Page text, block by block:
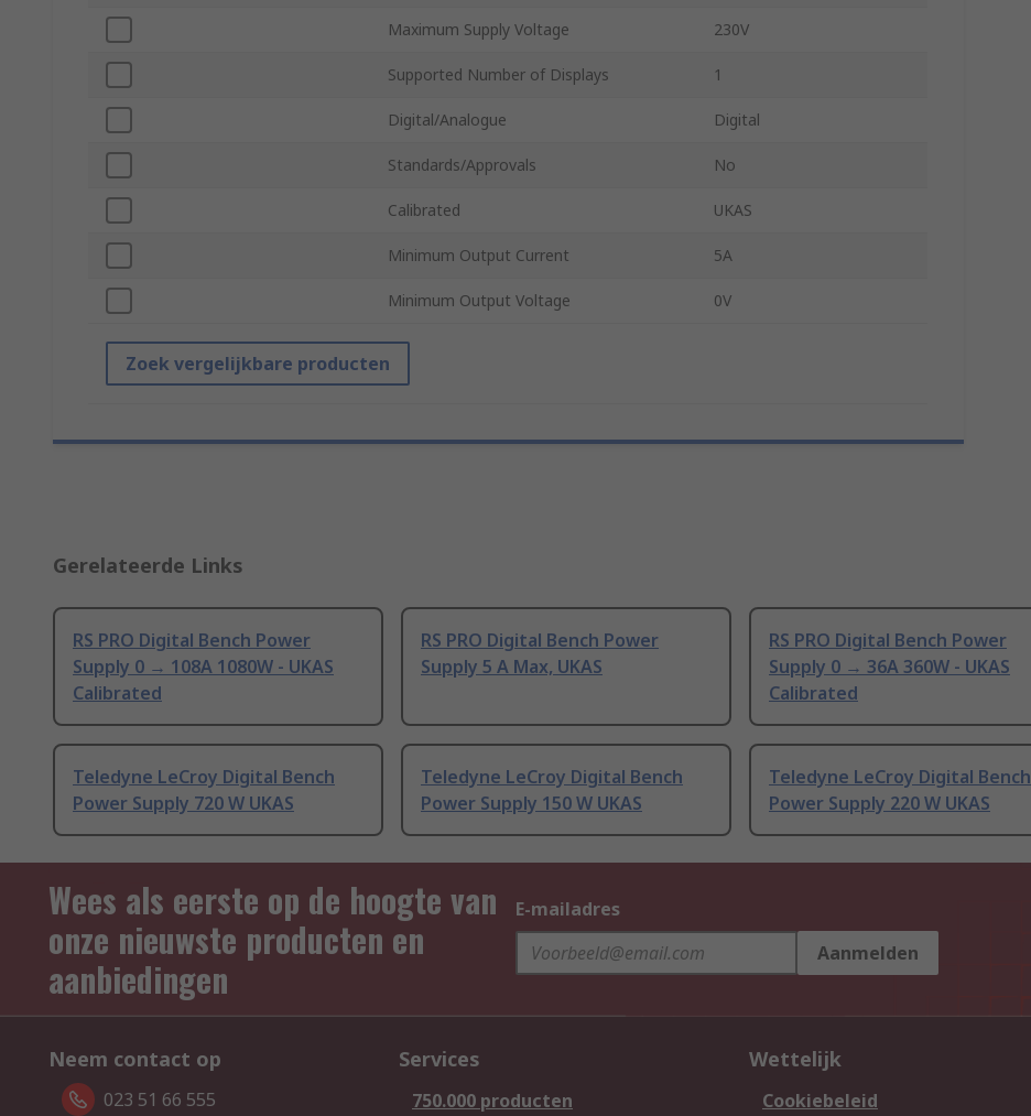
Maximum Supply Voltage 230V
Supported Number of Displays 1
Digital/Analogue Digital
Standards/Approvals No
Calibrated UKAS
Minimum Output Current 5A
Minimum Output Voltage 0V
Zoek vergelijkbare producten
Gerelateerde Links
RS PRO Digital Bench Power
Supply 0 → 108A 1080W - UKAS
Calibrated
RS PRO Digital Bench Power
Supply 5 A Max, UKAS
RS PRO Digital Bench Power
Supply 0 → 36A 360W - UKAS
Calibrated
Teledyne LeCroy Digital Bench
Power Supply 720 W UKAS
Teledyne LeCroy Digital Bench
Power Supply 150 W UKAS
Teledyne LeCroy Digital Bench
Power Supply 220 W UKAS
Wees als eerste op de hoogte van
onze nieuwste producten en
aanbiedingen
E-mailadres
Aanmelden
Neem contact op
023 51 66 555
Services
750.000 producten
Wettelijk
Cookiebeleid